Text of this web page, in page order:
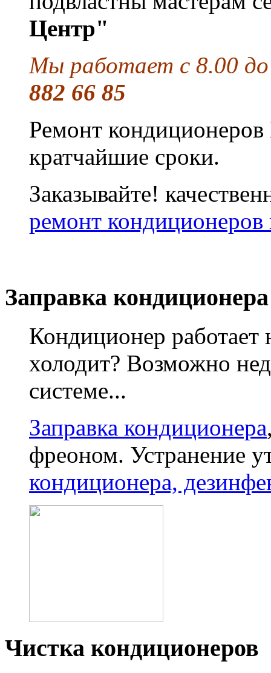
Центр"
Мы работает с 8.00
882 66 85
Ремонт
кратчайшие сроки.
Заказывайте!
ремонт кондиционеров
Заправка кондиционера
Кондиционер работает
холодит? Возможно
системе...
Заправка кондиционера
фреоном. Устранение
кондиционера,
Чистка кондиционеров